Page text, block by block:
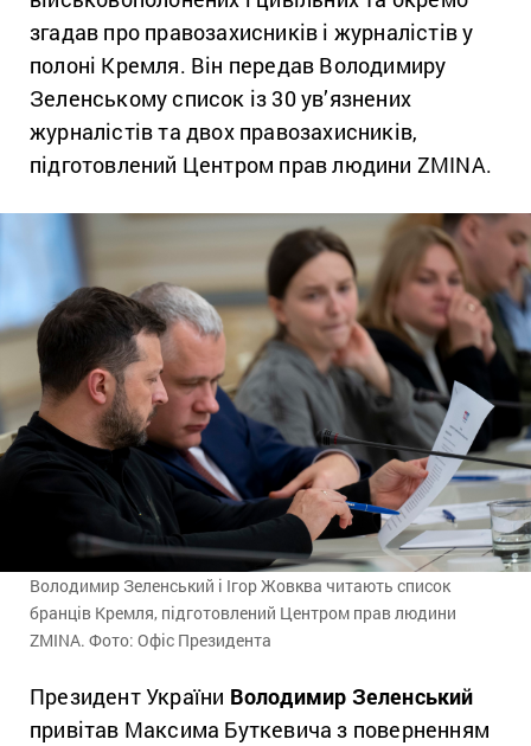
згадав про правозахисників і журналістів у
полоні Кремля. Він передав Володимиру
Зеленському список із 30 ув’язнених
журналістів та двох правозахисників,
підготовлений Центром прав людини ZMINA.
Володимир Зеленський і Ігор Жовква читають список
бранців Кремля, підготовлений Центром прав людини
ZMINA. Фото: Офіс Президента
Президент України Володимир Зеленський
привітав Максима Буткевича з поверненням